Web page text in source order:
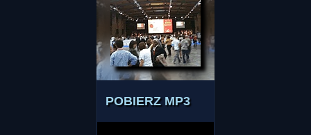
POBIERZ MP3